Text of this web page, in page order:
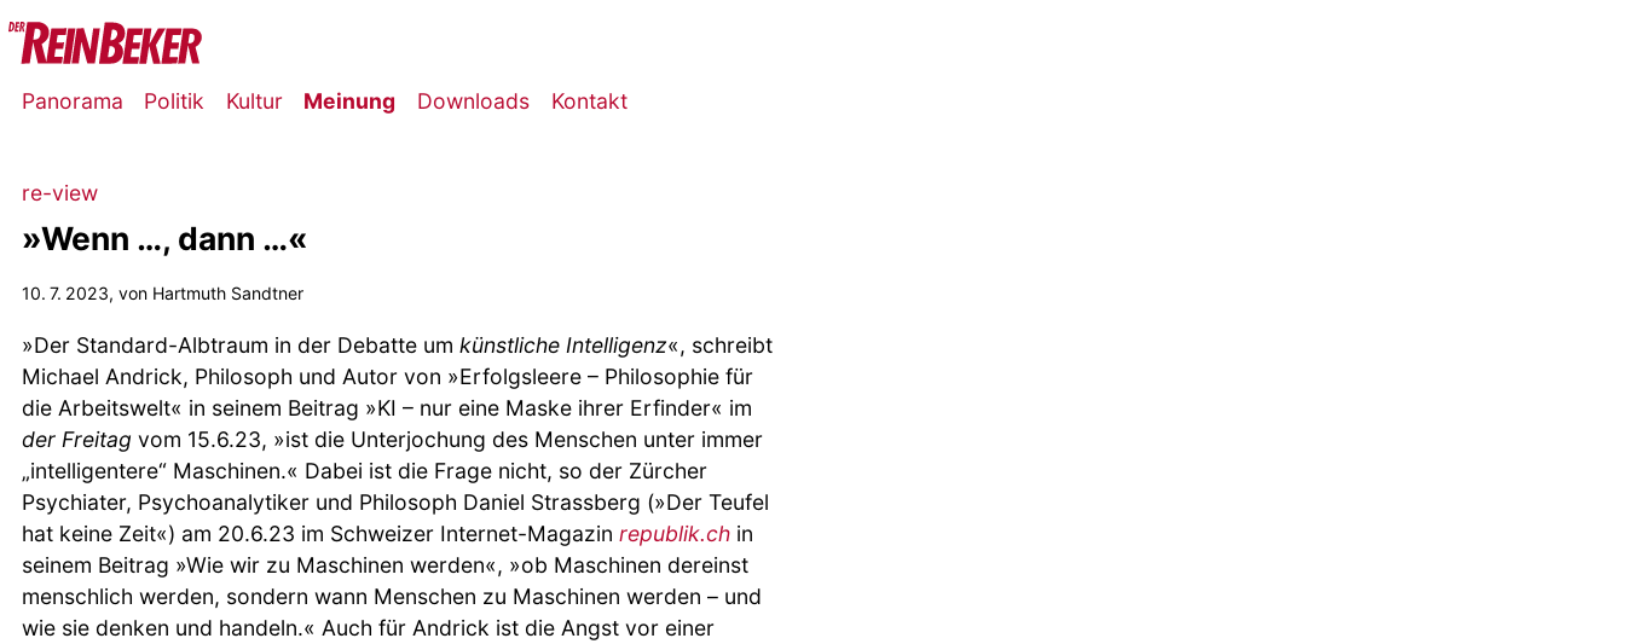
Panorama Politik Kultur Meinung Downloads Kontakt
re-view
»Wenn …, dann …«
10. 7. 2023, von Hartmuth Sandtner
»Der Standard-Albtraum in der Debatte um künstliche Intelligenz«, schreibt
Michael Andrick, Philosoph und Autor von »Erfolgsleere – Philosophie für
die Arbeitswelt« in seinem Beitrag »KI – nur eine Maske ihrer Erfinder« im
der Freitag vom 15.6.23, »ist die Unterjochung des Menschen unter immer
„intelligentere“ Maschinen.« Dabei ist die Frage nicht, so der Zürcher
Psychiater, Psychoanalytiker und Philosoph Daniel Strassberg (»Der Teufel
hat keine Zeit«) am 20.6.23 im Schweizer Internet-Magazin republik.chin
seinem Beitrag »Wie wir zu Maschinen werden«, »ob Maschinen dereinst
menschlich werden, sondern wann Menschen zu Maschinen werden – und
wie sie denken und handeln.« Auch für Andrick ist die Angst vor einer